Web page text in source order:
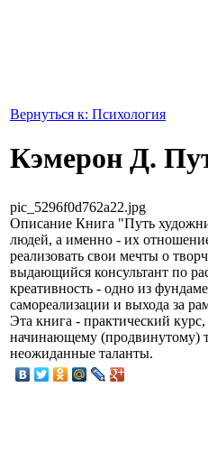
Вернуться к: Психология
Кэмерон Д.
pic_5296f0d762a22.jpg
Описание Книга "Путь
людей, а именно - их
реализовать свои мечты о
выдающийся консультант по
креативность - одно из
самореализации и выхода за
Эта книга - практический
начинающему (продвинутому)
неожиданные таланты.